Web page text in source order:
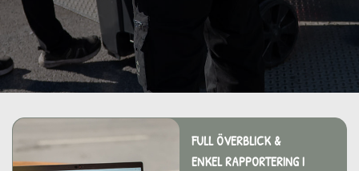
FULL ÖVERBLICK &
ENKEL RAPPORTERING I